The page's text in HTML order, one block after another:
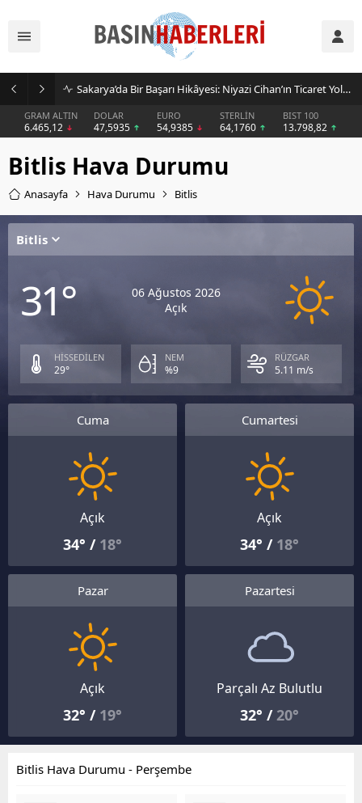
Sakarya’da Bir Başarı Hikâyesi: Niyazi Cihan’ın Ticaret Yolculuğu Markalara Dönüştü
GRAM ALTIN
6.465,12
DOLAR
47,5935
EURO
54,9385
STERLİN
64,1760
BIST 100
13.798,82
Bitlis Hava Durumu
Anasayfa Hava Durumu Bitlis
Bitlis
31°
06 Ağustos 2026
Açık
HİSSEDİLEN
29°
NEM
%9
RÜZGAR
5.11 m/s
Cuma
Açık
34° / 18°
Cumartesi
Açık
34° / 18°
Pazar
Açık
32° / 19°
Pazartesi
Parçalı Az Bulutlu
32° /20°
Bitlis Hava Durumu - Perşembe